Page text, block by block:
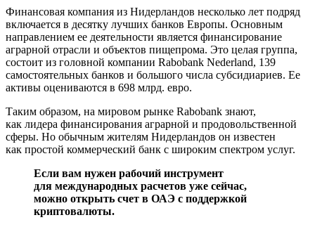
Финансовая компания из Нидерландов несколько лет подряд
включается в десятку лучших банков Европы. Основным
направлением ее деятельности является финансирование
аграрной отрасли и объектов пищепрома. Это целая группа,
состоит из головной компании Rabobank Nederland, 139
самостоятельных банков и большого числа субсидиариев. Ее
активы оцениваются в 698 млрд. евро.
Таким образом, на мировом рынке Rabobank знают,
как лидера финансирования аграрной и продовольственной
сферы. Но обычным жителям Нидерландов он известен
как простой коммерческий банк с широким спектром услуг.
Если вам нужен рабочий инструмент
для международных расчетов уже сейчас,
можно открыть счет в ОАЭ с поддержкой
криптовалюты.